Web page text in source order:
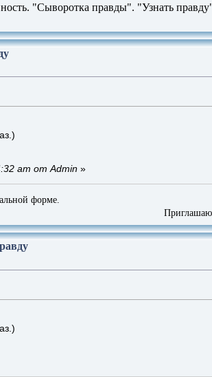
"Сыворотка правды". "Узнать
am от Admin »
форме.
Приглашаю на